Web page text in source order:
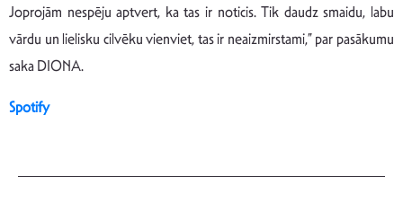
Joprojām nespēju aptvert, ka tas ir noticis. Tik daudz smaidu, labu
vārdu un lielisku cilvēku vienviet, tas ir neaizmirstami,” par pasākumu
saka DIONA.
Spotify